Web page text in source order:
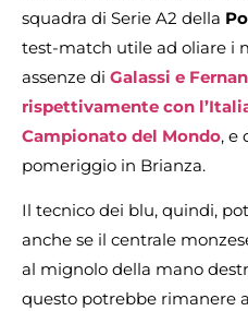
squadra di Serie A2 della
test-match utile ad oliare i
assenze di Galassi e
rispettivamente con
Campionato del Mondo, e
pomeriggio in Brianza.
Il tecnico dei blu, quindi,
anche se il centrale
al mignolo della mano
questo potrebbe rimanere